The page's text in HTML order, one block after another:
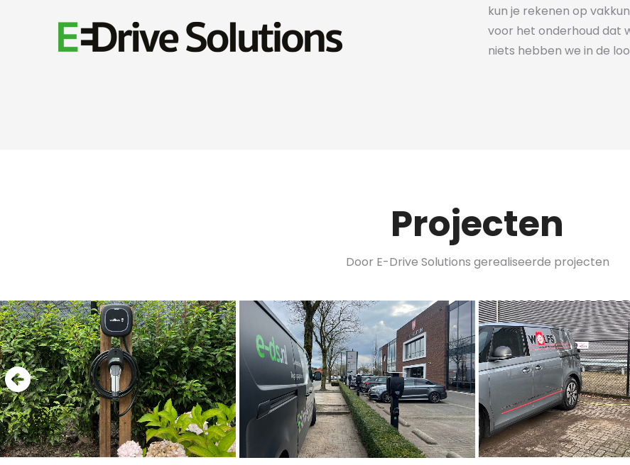
kun je rekenen op
voor het onderhoud dat
niets hebben we in de
Projecten
Door E-Drive Solutions gerealiseerde projecten